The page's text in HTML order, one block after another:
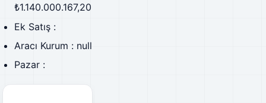
₺1.140.000.167,20
Ek Satış :
Aracı Kurum : null
Pazar :